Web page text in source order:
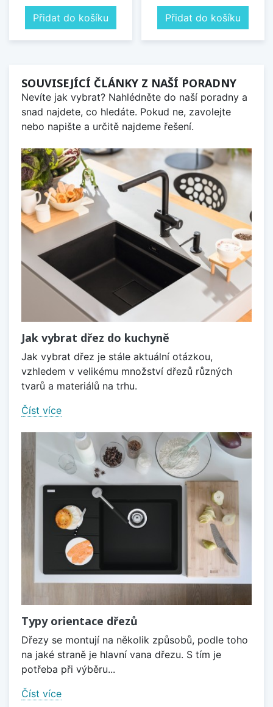
Přidat do košíku Přidat do košíku
SOUVISEJÍCÍ ČLÁNKY Z NAŠÍ PORADNY
Nevíte jak vybrat? Nahlédněte do naší poradny a
snad najdete, co hledáte. Pokud ne, zavolejte
nebo napište a určitě najdeme řešení.
Jak vybrat dřez do kuchyně
Jak vybrat dřez je stále aktuální otázkou,
vzhledem v velikému množství dřezů různých
tvarů a materiálů na trhu.
Číst více
Typy orientace dřezů
Dřezy se montují na několik způsobů, podle toho
na jaké straně je hlavní vana dřezu. S tím je
potřeba při výběru...
Číst více